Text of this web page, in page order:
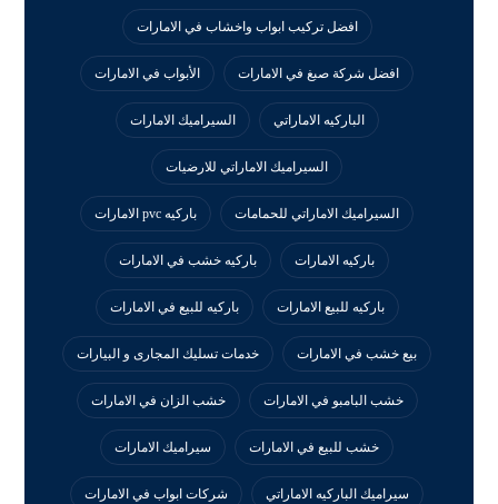
افضل تركيب ابواب واخشاب في الامارات
افضل شركة صبغ في الامارات الأبواب في الامارات
الباركيه الاماراتي السيراميك الامارات
السيراميك الاماراتي للارضيات
السيراميك الاماراتي للحمامات باركيه pvc الامارات
باركيه الامارات باركيه خشب في الامارات
باركيه للبيع الامارات باركيه للبيع في الامارات
بيع خشب في الامارات خدمات تسليك المجارى و البيارات
خشب البامبو في الامارات خشب الزان في الامارات
خشب للبيع في الامارات سيراميك الامارات
سيراميك الباركيه الاماراتي شركات ابواب في الامارات